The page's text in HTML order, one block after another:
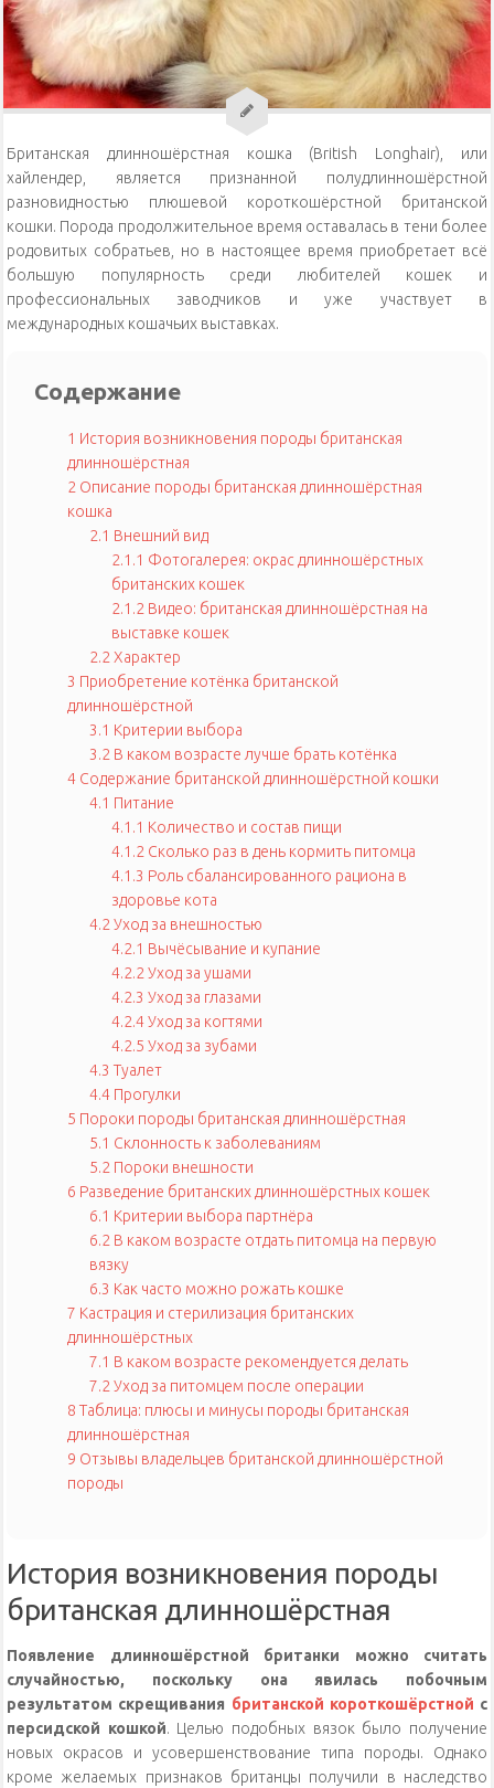
Уход за кошками
Уход за собаками
Физиология кошек
Британская длинношёрстная кошка (British Longhair), или
хайлендер, является признанной полудлинношёрстной
разновидностью плюшевой короткошёрстной британской
кошки. Порода продолжительное время оставалась в тени более
родовитых собратьев, но в настоящее время приобретает всё
большую популярность среди любителей кошек и
профессиональных заводчиков и уже участвует в
международных кошачьих выставках.
Содержание
1 История возникновения породы британская
длинношёрстная
2 Описание породы британская длинношёрстная
кошка
2.1 Внешний вид
2.1.1 Фотогалерея: окрас длинношёрстных
британских кошек
2.1.2 Видео: британская длинношёрстная на
выставке кошек
2.2Характер
3 Приобретение котёнка британской
длинношёрстной
3.1 Критерии выбора
3.2 В каком возрасте лучше брать котёнка
4 Содержание британской длинношёрстной кошки
4.1 Питание
4.1.1 Количество и состав пищи
4.1.2 Сколько раз в день кормить питомца
4.1.3 Роль сбалансированного рациона в
здоровье кота
4.2Уход за внешностью
4.2.1 Вычёсывание и купание
4.2.2Уход за ушами
4.2.3 Уход за глазами
4.2.4Уход за когтями
4.2.5 Уход за зубами
4.3 Туалет
4.4 Прогулки
5 Пороки породы британская длинношёрстная
5.1 Склонность к заболеваниям
5.2 Пороки внешности
6 Разведение британских длинношёрстных кошек
6.1 Критерии выбора партнёра
6.2 В каком возрасте отдать питомца на первую
вязку
6.3 Как часто можно рожать кошке
7 Кастрация и стерилизация британских
длинношёрстных
7.1 В каком возрасте рекомендуется делать
7.2Уход за питомцем после операции
8 Таблица: плюсы и минусы породы британская
длинношёрстная
9 Отзывы владельцев британской длинношёрстной
породы
История возникновения породы
британская длинношёрстная
Появление длинношёрстной британки можно считать
случайностью, поскольку она явилась побочным
результатом скрещивания британской короткошёрстной с
персидской кошкой. Целью подобных вязок было получение
новых окрасов и усовершенствование типа породы. Однако
кроме желаемых признаков британцы получили в наследство